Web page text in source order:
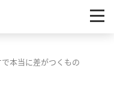
本当に差がつくもの